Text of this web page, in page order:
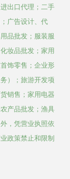
出口代理；二手
广告设计、代
品批发；服装服
妆品批发；家用
饰零售；企业形
）；旅游开发项
销售；家用电器
产品批发；渔具
，凭营业执照依
政策禁止和限制